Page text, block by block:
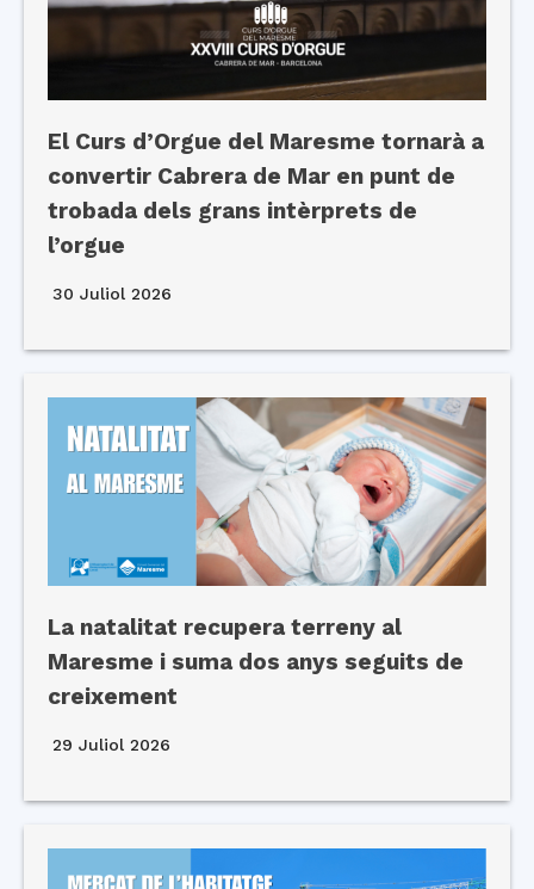
El Curs d’Orgue del Maresme tornarà a
convertir Cabrera de Mar en punt de
trobada dels grans intèrprets de
l’orgue
30 Juliol 2026
La natalitat recupera terreny al
Maresme i suma dos anys seguits de
creixement
29 Juliol 2026